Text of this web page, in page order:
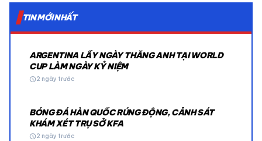
TIN MỚI NHẤT
ARGENTINA LẤY NGÀY THẮNG ANH TẠI WORLD
CUP LÀM NGÀY KỶ NIỆM
schedule2 ngày trước
BÓNG ĐÁ HÀN QUỐC RÚNG ĐỘNG, CẢNH SÁT
KHÁM XÉT TRỤ SỞ KFA
schedule2 ngày trước